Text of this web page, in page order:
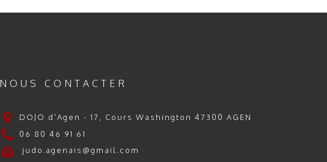
NOUS CONTACTER
DOJO d'Agen - 17, Cours Washington 47300 AGEN
06 80 46 91 61
judo.agenais@gmail.com